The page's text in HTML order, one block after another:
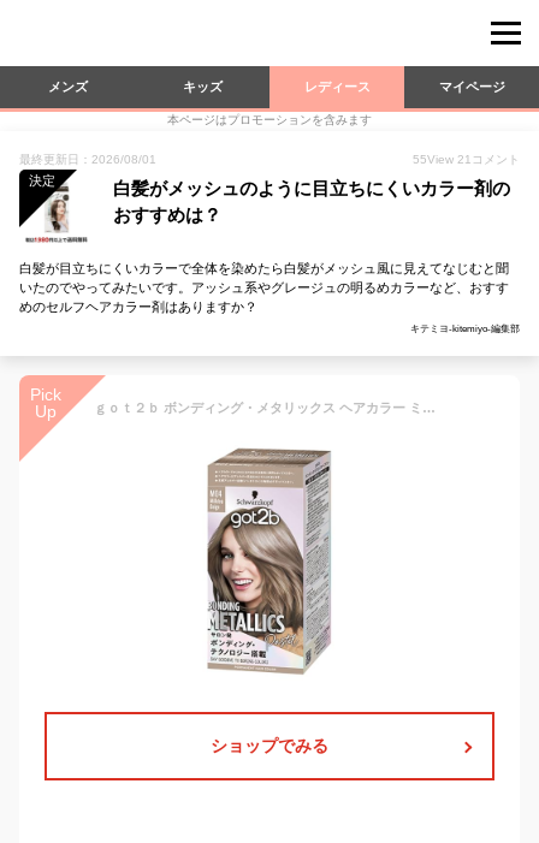
メンズ キッズ レディース マイページ
本ページはプロモーションを含みます
最終更新日：2026/08/01 55View 21 コメント
決定
白髪がメッシュのように目立ちにくいカラー剤の
おすすめは？
白髪が目立ちにくいカラーで全体を染めたら白髪がメッシュ風に見えてなじむと聞
いたのでやってみたいです。アッシュ系やグレージュの明るめカラーなど、おすす
めのセルフヘアカラー剤はありますか？
キテミヨ-kitemiyo-編集部
Pick
Up
ｇｏｔ２ｂ ボンディング・メタリックス ヘアカラー ミルクティーベージュ
ショップでみる